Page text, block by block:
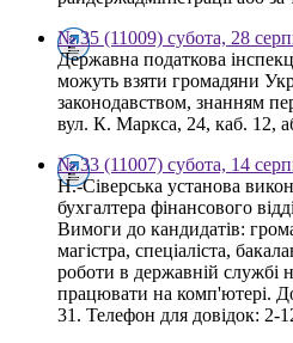
№ 35 (11009) субота, 28
Державна податкова
можуть взяти громадяни
законодавством, знанням
вул. К. Маркса, 24, каб. 12,
№ 33 (11007) субота, 14
Н.-Сіверська установа
бухгалтера фінансового
Вимоги до кандидатів:
магістра, спеціаліста,
роботи в державній службі
працювати на комп'ютері.
31. Телефон для довідок: 2-